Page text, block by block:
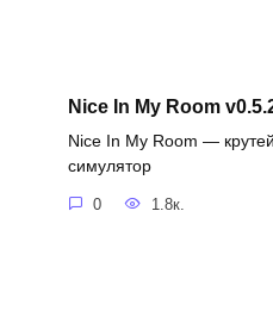
Nice In My Room
Nice In My Room —
симулятор
0 1.8к.